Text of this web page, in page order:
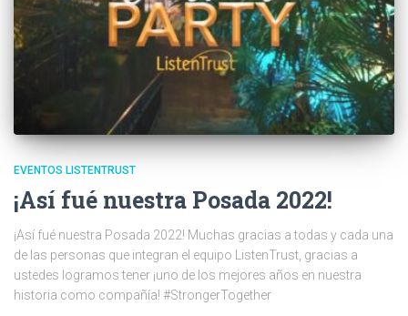
EVENTOS LISTENTRUST
¡Así fué nuestra Posada 2022!
¡Así fué nuestra Posada 2022! Muchas gracias a todas y cada una
de las personas que integran el equipo ListenTrust, gracias a
ustedes logramos tener ¡uno de los mejores años en nuestra
historia como compañía! #StrongerTogether